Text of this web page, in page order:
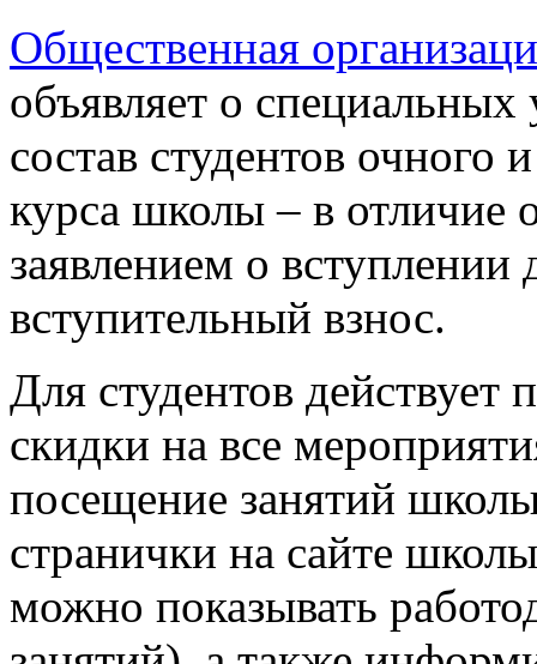
Общественная
объявляет о специальных
состав студентов очного
курса школы – в отличие
заявлением о вступлении
вступительный взнос.
Для студентов действует
скидки на все
посещение занятий
странички на сайте
можно показывать